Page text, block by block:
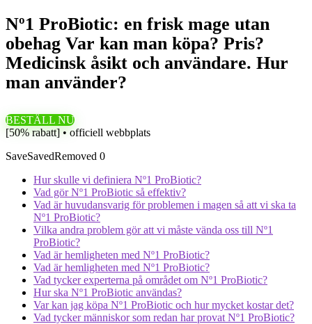
Nº1 ProBiotic: en frisk mage utan
obehag Var kan man köpa? Pris?
Medicinsk åsikt och användare. Hur
man använder?
BESTÄLL NU
[50% rabatt] • officiell webbplats
SaveSavedRemoved 0
Hur skulle vi definiera Nº1 ProBiotic?
Vad gör Nº1 ProBiotic så effektiv?
Vad är huvudansvarig för problemen i magen så att vi ska ta
Nº1 ProBiotic?
Vilka andra problem gör att vi måste vända oss till Nº1
ProBiotic?
Vad är hemligheten med Nº1 ProBiotic?
Vad är hemligheten med Nº1 ProBiotic?
Vad tycker experterna på området om Nº1 ProBiotic?
Hur ska Nº1 ProBiotic användas?
Var kan jag köpa Nº1 ProBiotic och hur mycket kostar det?
Vad tycker människor som redan har provat Nº1 ProBiotic?